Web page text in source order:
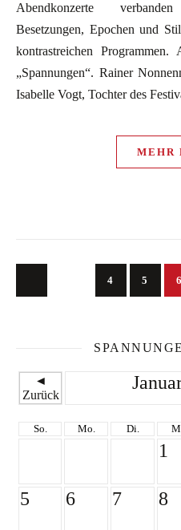
Abendkonzerte
Besetzungen, Epochen und
kontrastreichen
„Spannungen“. Rainer
Isabelle Vogt, Tochter des
MEHR
4 5 6
◄
Zurück
So. Mo. Di.
1
5 6 7 8